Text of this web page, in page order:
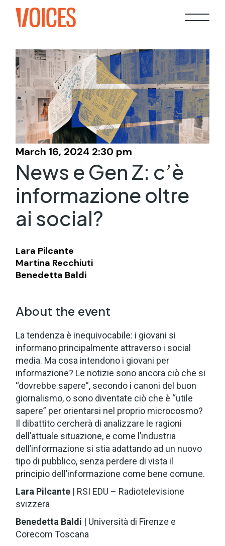
March 16, 2024 2:30 pm
News e Gen Z: c’è
informazione oltre
ai social?
Lara Pilcante
Martina Recchiuti
Benedetta Baldi
About the event
La tendenza è inequivocabile: i giovani si
informano principalmente attraverso i social
media. Ma cosa intendono i giovani per
informazione? Le notizie sono ancora ciò che si
“dovrebbe sapere”, secondo i canoni del buon
giornalismo, o sono diventate ciò che è “utile
sapere” per orientarsi nel proprio microcosmo?
Il dibattito cercherà di analizzare le ragioni
dell’attuale situazione, e come l’industria
dell’informazione si stia adattando ad un nuovo
tipo di pubblico, senza perdere di vista il
principio dell’informazione come bene comune.
Lara Pilcante | RSI EDU – Radiotelevisione
svizzera
Benedetta Baldi | Università di Firenze e
Corecom Toscana